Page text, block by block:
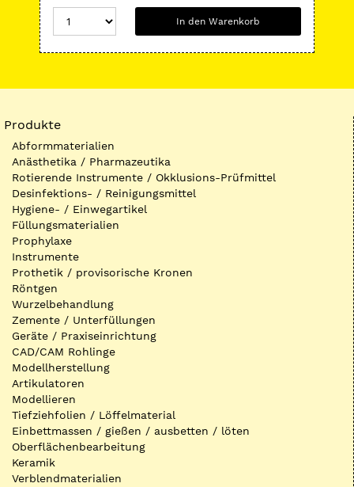
In den Warenkorb
Produkte
Abformmaterialien
Anästhetika / Pharmazeutika
Rotierende Instrumente / Okklusions-Prüfmittel
Desinfektions- / Reinigungsmittel
Hygiene- / Einwegartikel
Füllungsmaterialien
Prophylaxe
Instrumente
Prothetik / provisorische Kronen
Röntgen
Wurzelbehandlung
Zemente / Unterfüllungen
Geräte / Praxiseinrichtung
CAD/CAM Rohlinge
Modellherstellung
Artikulatoren
Modellieren
Tiefziehfolien / Löffelmaterial
Einbettmassen / gießen / ausbetten / löten
Oberflächenbearbeitung
Keramik
Verblendmaterialien